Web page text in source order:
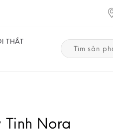
THẤT
Search
for:
Tinh Nora